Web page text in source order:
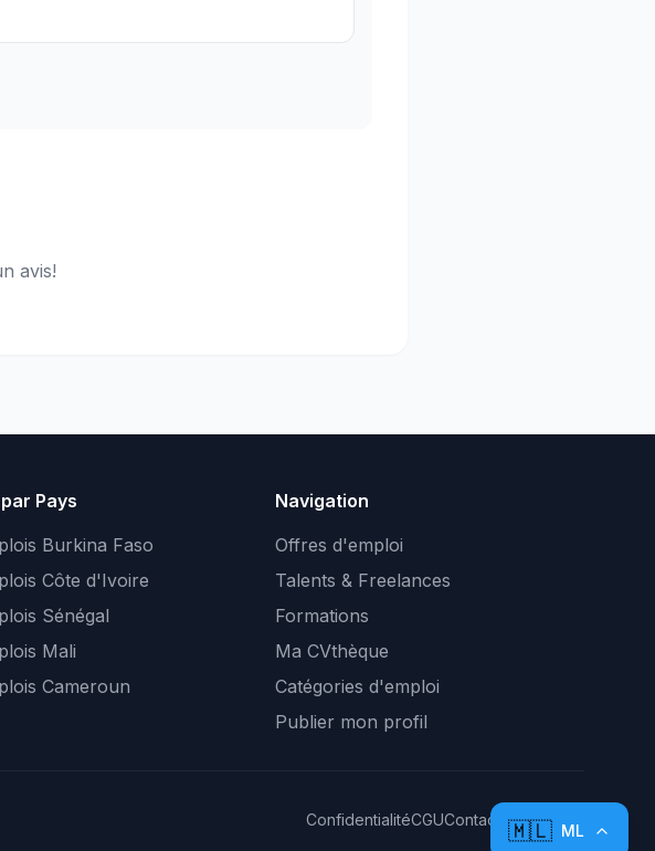
avis!
Pays
Burkina Faso
Côte d'Ivoire
Sénégal
Mali
Cameroun
Navigation
Offres d'emploi
Talents & Freelances
Formations
Ma CVthèque
Catégories d'emploi
Publier mon profil
ConfidentialitéCGUContact Plan du site
🇲🇱 ML